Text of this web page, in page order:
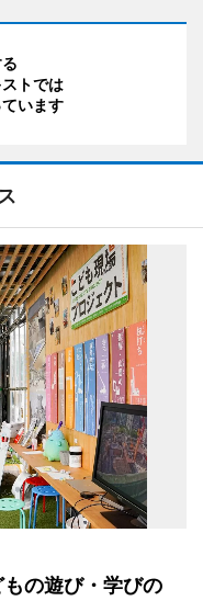
トでは
います
の遊び・学びの